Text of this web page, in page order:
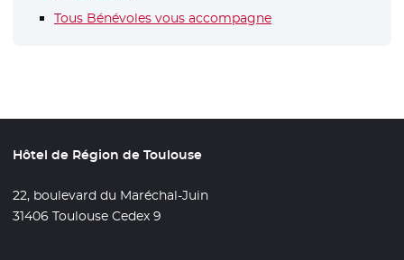
Tous Bénévoles vous accompagne- Nouvelle fenêtre
Hôtel de Région de Toulouse
22, boulevard du Maréchal-Juin
31406 Toulouse Cedex 9